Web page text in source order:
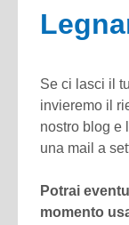
Se ci lasci il
invieremo il
nostro blog e
una mail a
Potrai
momento